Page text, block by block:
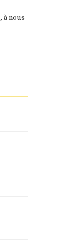
à nous